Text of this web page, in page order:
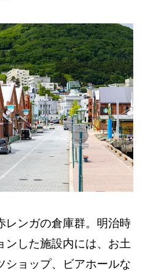
レンガの倉庫群。明治時
ンした施設内には、お土
ショップ、ビアホールな